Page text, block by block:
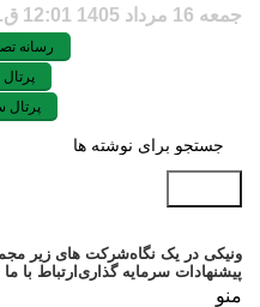
جمعه 16 مرداد 1405 12:01 ق.ظ
رسانه
پرتال
ونیکی در یک نگاهشرکت های زیر
پیشنهادات سرمایه گذاری ارتباط با ما
منو